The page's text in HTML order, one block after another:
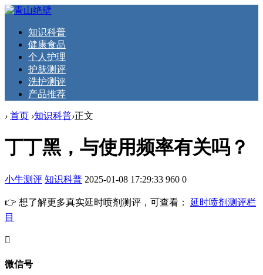
知识科普
健康食品
个人护理
护肤测评
洗护测评
产品推荐
› 首页 ›知识科普›正文
丁丁黑，与使用频率有关吗？
小牛测评 知识科普 2025-01-08 17:29:33 960 0
👉 想了解更多真实延时喷剂测评，可查看： 延时喷剂测评栏
目
󦘖
微信号